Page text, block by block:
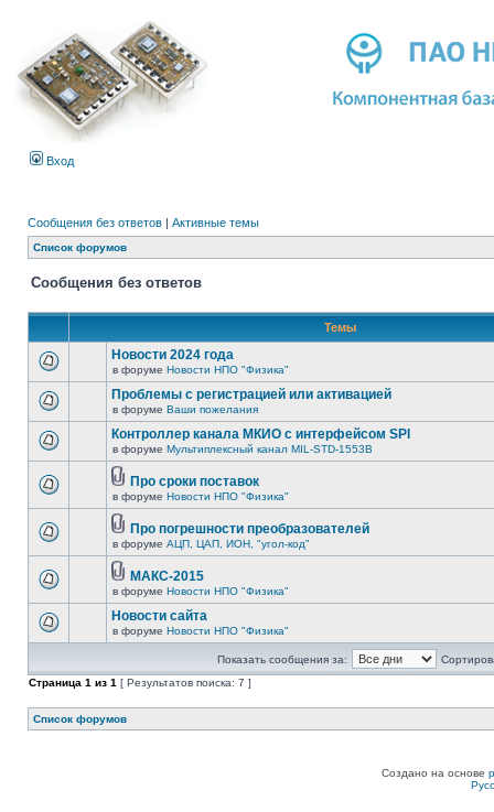
Вход
Сообщения без ответов | Активные темы
Список форумов
Сообщения без ответов
Темы
Новости 2024 года
в форуме Новости НПО "Физика"
Проблемы с регистрацией или активацией
в форуме Ваши пожелания
Контроллер канала МКИО с интерфейсом SPI
в форуме Мультиплексный канал MIL-STD-1553B
Про сроки поставок
в форуме Новости НПО "Физика"
Про погрешности преобразователей
в форуме АЦП, ЦАП, ИОН, "угол-код"
МАКС-2015
в форуме Новости НПО "Физика"
Новости сайта
в форуме Новости НПО "Физика"
Показать сообщения за:
Страница 1 из 1 [ Результатов поиска: 7 ]
Список форумов
Создано на основе